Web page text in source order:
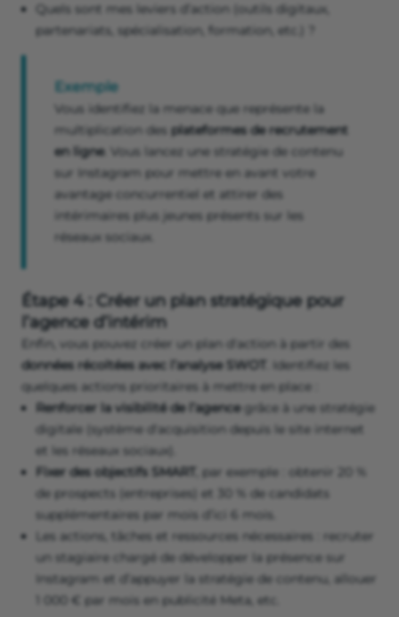
Quels sont mes leviers d’action (outils digitaux,
partenariats, spécialisation, formation, etc.) ?
Exemple
Vous identifiez la menace que représente la
multiplication des plateformes de recrutement
en ligne. Vous lancez une stratégie de contenu
sur Instagram pour mettre en avant votre
avantage concurrentiel et attirer des
intérimaires plus jeunes présents sur les
réseaux sociaux.
Étape 4 : Créer un plan stratégique pour
l’agence d’intérim
Enfin, vous pouvez créer un plan d'action à partir des
données récoltées avec l’analyse SWOT
. Identifiez les
quelques actions prioritaires à mettre en place :
Renforcer la visibilité de l’agencegrâce à une stratégie
digitale (système d'acquisition depuis le site internet
et les réseaux sociaux).
Fixer des objectifs SMART
, par exemple : obtenir 20 %
de prospects (entreprises) et 30 % de candidats
supplémentaires par mois d’ici 6 mois.
Les actions, tâches et ressources nécessaires : recruter
un stagiaire chargé de développer la présence sur
Instagram et d’appuyer la stratégie de contenu, allouer
1 000 € par mois en publicité Meta, etc.